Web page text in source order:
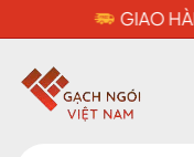
CAM